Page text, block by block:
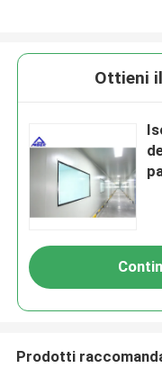
Ottieni
Prodotti